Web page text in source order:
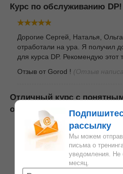
Курс по обслуживанию DP!
Дорогие Сергей, Наталья,
отработали на ура. Я получил
для курса DP. Рекомендую этот
Отзыв от Gorod ! (Отзыв
Отличный курс с
очень полезными
Хочу выразить искреннюю
отличные объяснения и
материала курса.
очень полезной и практичной.
рассылку
Мы можем
письма о
уведомления. Не
месяц.